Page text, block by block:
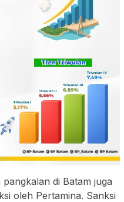
di Batam juga
oleh Pertamina. Sanksi